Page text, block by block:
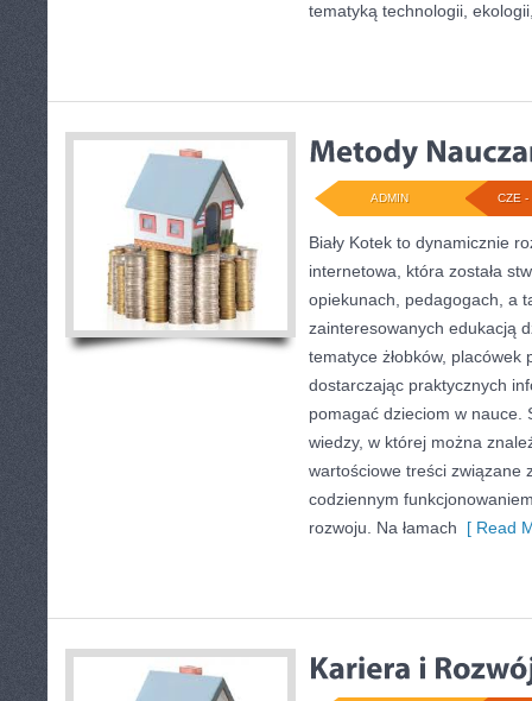
tematyką technologii,
CZE -
ADMIN
Biały Kotek to dynamicznie
internetowa, która została
opiekunach, pedagogach, a
zainteresowanych edukacją
tematyce żłobków, placówek
dostarczając praktycznych
pomagać dzieciom w nauce.
wiedzy, w której można
wartościowe treści związane
codziennym
rozwoju. Na łamach [ Read